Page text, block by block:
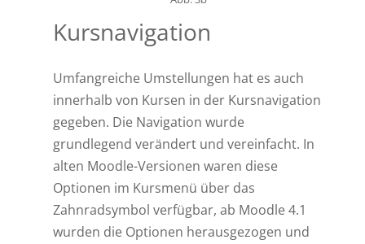
Kursnavigation
Umfangreiche Umstellungen hat es auch
innerhalb von Kursen in der Kursnavigation
gegeben. Die Navigation wurde
grundlegend verändert und vereinfacht. In
alten Moodle-Versionen waren diese
Optionen im Kursmenü über das
Zahnradsymbol verfügbar, ab Moodle 4.1
wurden die Optionen herausgezogen und